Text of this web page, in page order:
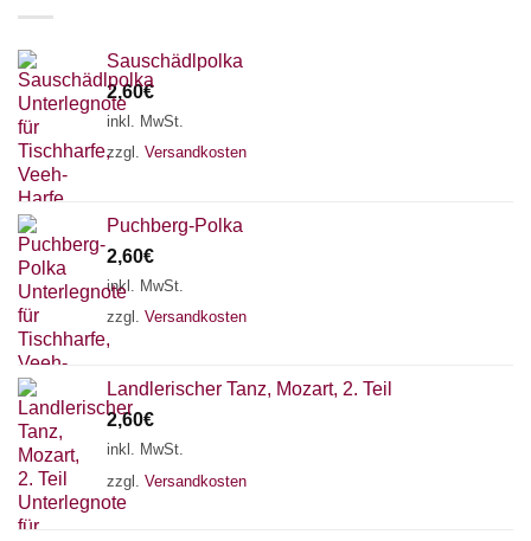
Sauschädlpolka
2,60€
inkl. MwSt.
zzgl. Versandkosten
Puchberg-Polka
2,60€
inkl. MwSt.
zzgl. Versandkosten
Landlerischer Tanz, Mozart, 2. Teil
2,60€
inkl. MwSt.
zzgl. Versandkosten